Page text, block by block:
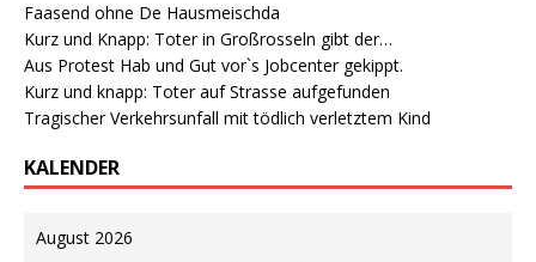
Faasend ohne De Hausmeischda
Kurz und Knapp: Toter in Großrosseln gibt der…
Aus Protest Hab und Gut vor`s Jobcenter gekippt.
Kurz und knapp: Toter auf Strasse aufgefunden
Tragischer Verkehrsunfall mit tödlich verletztem Kind
KALENDER
August 2026